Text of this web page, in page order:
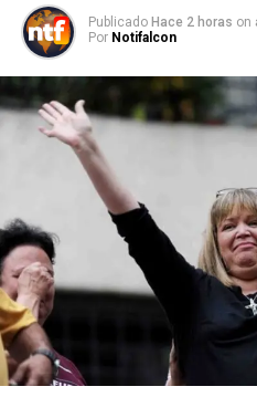
Publicado Hace 2 horas on
Por Notifalcon